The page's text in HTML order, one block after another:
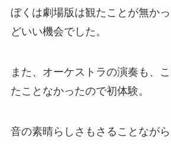
ぼくは劇場版は観たことが無か
どいい機会でした。
また、オーケストラの演奏も、
たことなかったので初体験。
音の素晴らしさもさることなが